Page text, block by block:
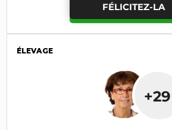
FÉLICITEZ-LA
ÉLEVAGE
+29